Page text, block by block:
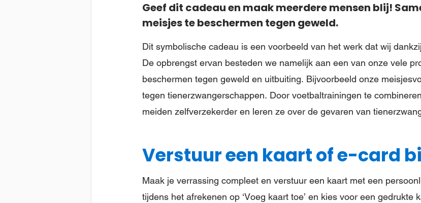
Geef dit cadeau en maak meerdere mensen blij!
meisjes te beschermen tegen geweld.
Dit symbolische cadeau is een voorbeeld van het werk dat wij
De opbrengst ervan besteden we namelijk aan een van onze vele
beschermen tegen geweld en uitbuiting. Bijvoorbeeld onze
tegen tienerzwangerschappen. Door voetbaltrainingen te
meiden zelfverzekerder en leren ze over de gevaren van
Verstuur een kaart of e-card
Maak je verrassing compleet en verstuur een kaart met een
tijdens het afrekenen op ‘Voeg kaart toe’ en kies voor een gedrukte